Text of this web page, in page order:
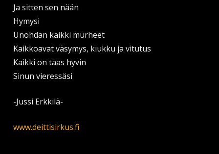
Ja sitten sen nään
Hymysi
Unohdan kaikki murheet
Kaikkoavat väsymys, kiukku ja vitutus
Kaikki on taas hyvin
Sinun vieressäsi
-Jussi Erkkilä-
www.deittisirkus.fi